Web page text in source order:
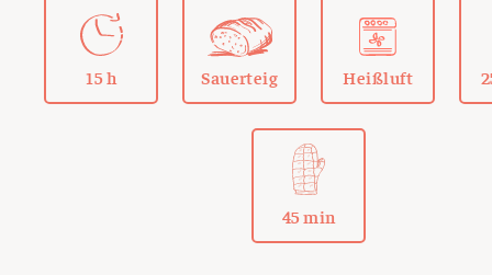
15 h Sauerteig Heißluft
45 min